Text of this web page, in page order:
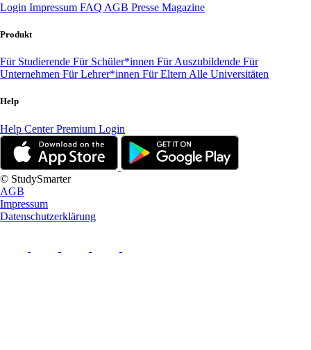
Login Impressum FAQ AGB Presse Magazine
Produkt
Für Studierende Für Schüler*innen Für Auszubildende Für
Unternehmen Für Lehrer*innen Für Eltern Alle Universitäten
Help
Help CenterPremium Login
© StudySmarter
AGB
Impressum
Datenschutzerklärung